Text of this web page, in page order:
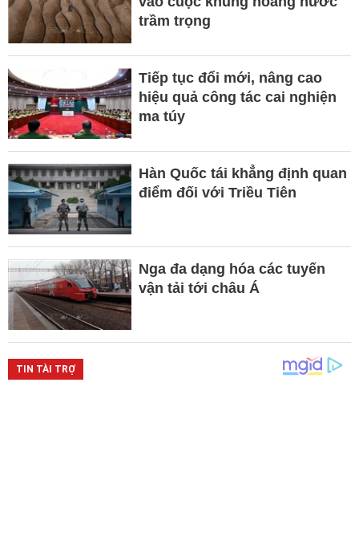
trầm trọng
Tiếp tục đổi mới, nâng cao
hiệu quả công tác cai nghiện
ma túy
Hàn Quốc tái khẳng định quan
điểm đối với Triều Tiên
Nga đa dạng hóa các tuyến
vận tải tới châu Á